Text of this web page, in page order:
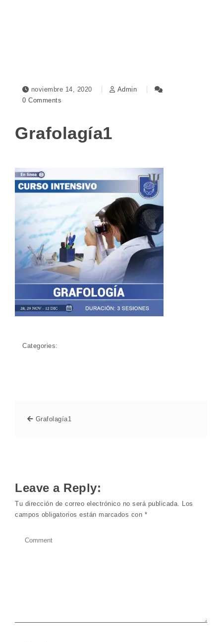
noviembre 14, 2020
Admin
0 Comments
Grafolagía1
Categories:
Grafolagía1
Leave a Reply:
Tu dirección de correo electrónico no será publicada. Los
campos obligatorios están marcados con *